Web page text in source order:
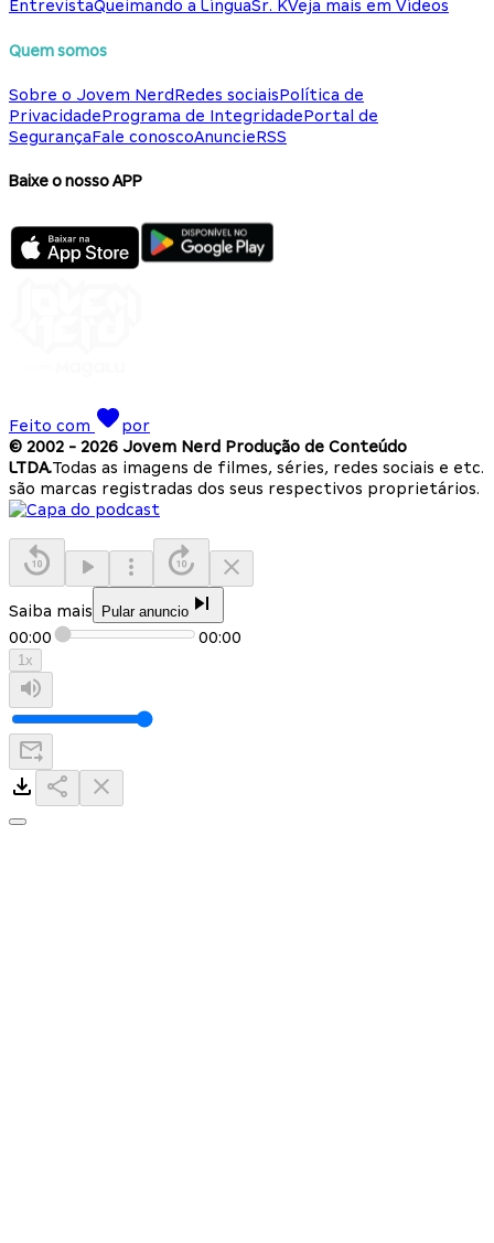
EntrevistaQueimando a LínguaSr. KVeja mais em Vídeos
Quem somos
Sobre o Jovem NerdRedes sociaisPolítica de
PrivacidadePrograma de IntegridadePortal de
SegurançaFale conoscoAnuncieRSS
Baixe o nosso APP
Feito com
por
© 2002 - 2026 Jovem Nerd Produção de Conteúdo
LTDA.Todas as imagens de filmes, séries, redes sociais e etc.
são marcas registradas dos seus respectivos proprietários.
Saiba mais Pular anuncio
00:00 00:00
1x